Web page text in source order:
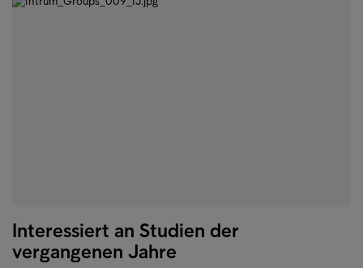
Interessiert an Studien der
vergangenen Jahre